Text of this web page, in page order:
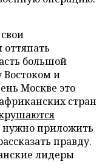
большой
и
Москве это
стран
нужно приложить
правду.
лидеры